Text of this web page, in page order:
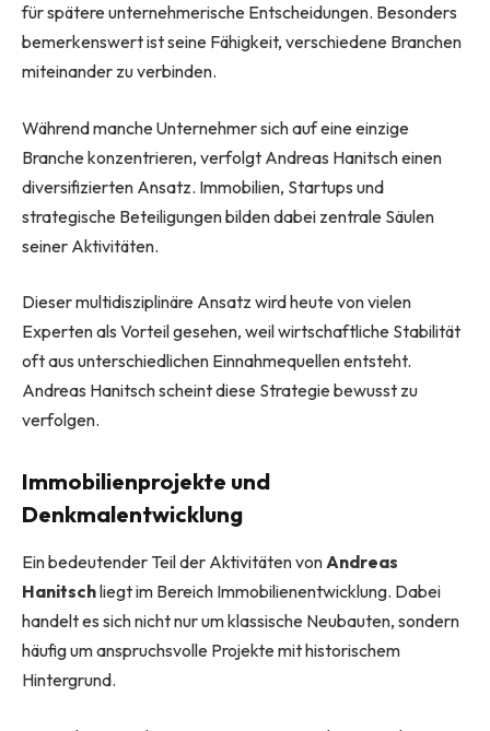
für spätere unternehmerische Entscheidungen. Besonders
bemerkenswert ist seine Fähigkeit, verschiedene Branchen
miteinander zu verbinden.
Während manche Unternehmer sich auf eine einzige
Branche konzentrieren, verfolgt Andreas Hanitsch einen
diversifizierten Ansatz. Immobilien, Startups und
strategische Beteiligungen bilden dabei zentrale Säulen
seiner Aktivitäten.
Dieser multidisziplinäre Ansatz wird heute von vielen
Experten als Vorteil gesehen, weil wirtschaftliche Stabilität
oft aus unterschiedlichen Einnahmequellen entsteht.
Andreas Hanitsch scheint diese Strategie bewusst zu
verfolgen.
Immobilienprojekte und
Denkmalentwicklung
Ein bedeutender Teil der Aktivitäten vonAndreas
Hanitschliegt im Bereich Immobilienentwicklung. Dabei
handelt es sich nicht nur um klassische Neubauten, sondern
häufig um anspruchsvolle Projekte mit historischem
Hintergrund.